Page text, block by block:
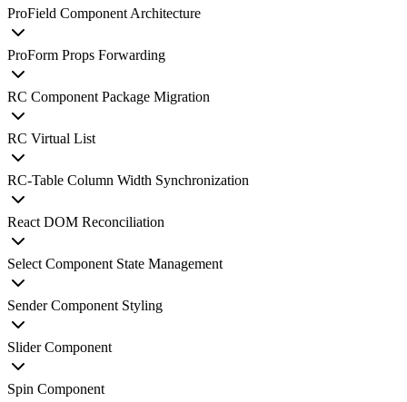
ProField Component Architecture
ProForm Props Forwarding
RC Component Package Migration
RC Virtual List
RC-Table Column Width Synchronization
React DOM Reconciliation
Select Component State Management
Sender Component Styling
Slider Component
Spin Component